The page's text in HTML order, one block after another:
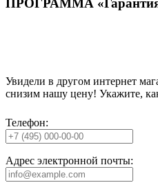
ПРОГРАММА
Увидели в другом интернет
снизим нашу цену! Укажите,
Телефон:
Адрес электронной почты: